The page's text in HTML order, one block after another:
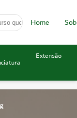
Home
Extensão